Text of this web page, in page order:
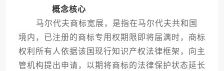
概念核心
马尔代夫商标宽展，是指在马尔代夫共和国
境内，已注册的商标专用权期限即将届满时，商标
权利所有人依据该国现行知识产权法律框架，向主
管机构提出申请，以期将商标的法律保护状态延长